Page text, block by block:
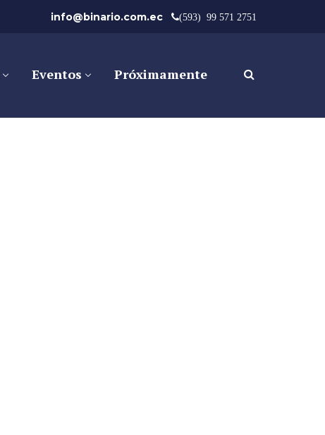
info@binario.com.ec (593) 99 571 2751
Eventos Próximamente